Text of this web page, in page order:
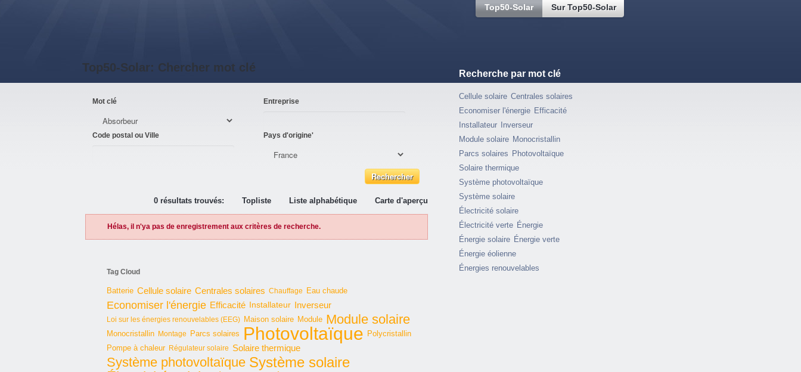
Top50-Solar Sur Top50-Solar
Top50-Solar: Chercher mot clé
Mot clé Entreprise
Code postal ou Ville Pays d'origine'
0 résultats trouvés: Topliste Liste alphabétique Carte d'aperçu
Hélas, il n'ya pas de enregistrement aux critères de recherche.
Tag Cloud
Batterie Cellule solaire Centrales solaires Chauffage Eau chaude
Economiser l'énergie Efficacité Installateur Inverseur
Loi sur les énergies renouvelables (EEG) Maison solaire Module Module solaire
Monocristallin Montage Parcs solaires Photovoltaïque Polycristallin
Pompe à chaleur Régulateur solaire Solaire thermique
Système photovoltaïque Système solaire
Recherche par mot clé
Cellule solaire Centrales solaires
Economiser l'énergie Efficacité
Installateur
Inverseur
Module solaire Monocristallin
Parcs solaires Photovoltaïque
Solaire thermique
Système photovoltaïque
Système solaire
Électricité solaire
Électricité verte Énergie
Énergie solaire Énergie verte
Énergie éolienne
Énergies renouvelables